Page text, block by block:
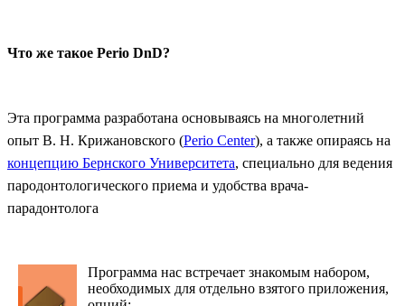
Что же такое Perio DnD?
Эта программа разработана основываясь на многолетний
опыт В. Н. Крижановского (Perio Center), а также опираясь на
концепцию Бернского Университета, специально для ведения
пародонтологического приема и удобства врача-
парадонтолога
Программа нас встречает знакомым набором,
необходимых для отдельно взятого приложения,